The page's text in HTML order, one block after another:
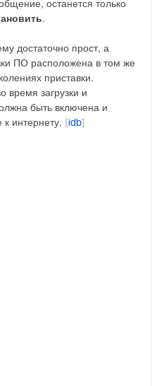
останется только
.
достаточно прост, а
ПО расположена в том же
приставки.
время загрузки и
быть включена и
интернету.
[idb